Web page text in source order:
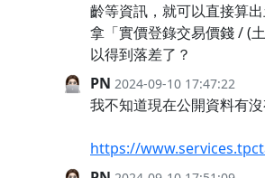
齡等資訊，就可以直接算
拿「實價登錄交易價錢 / (
以得到落差了？
PN 2024-09-10 17:47:22
我不知道現在公開資料有
https://